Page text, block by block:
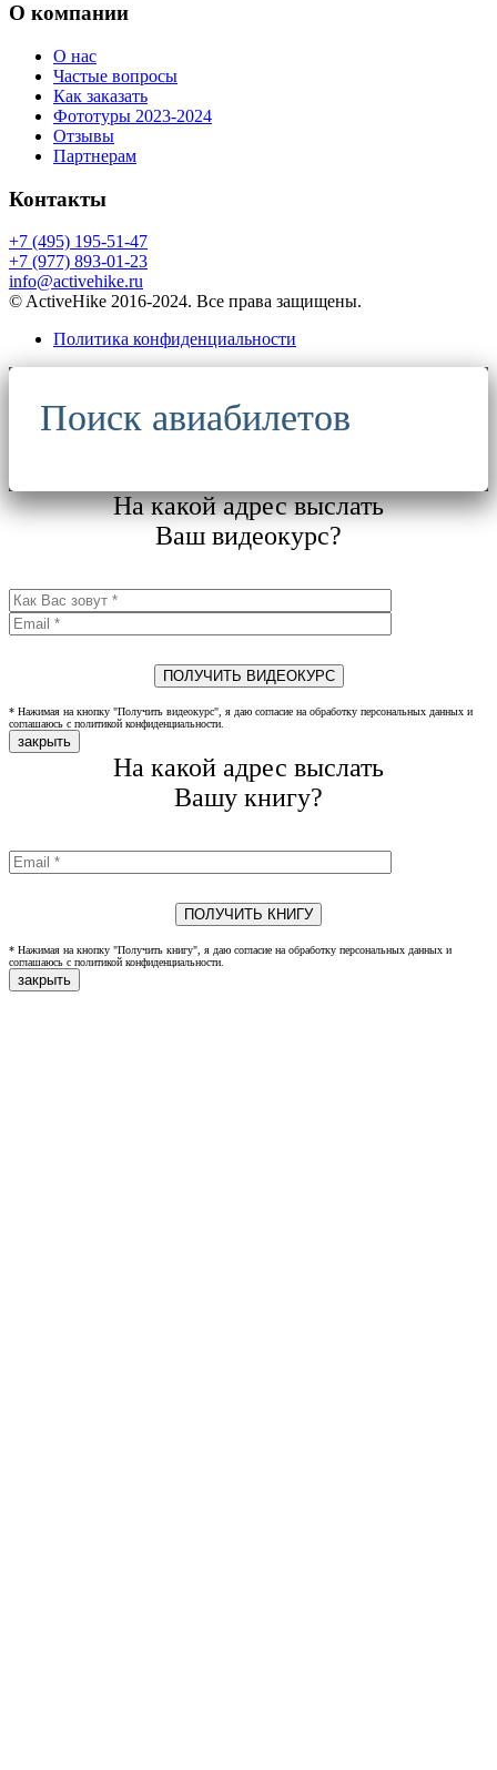
О компании
О нас
Частые вопросы
Как заказать
Фототуры 2023-2024
Отзывы
Партнерам
Контакты
+7 (495) 195-51-47
+7 (977) 893-01-23
info@activehike.ru
© ActiveHike 2016-2024. Все права защищены.
Политика конфиденциальности
Поиск авиабилетов
На какой адрес выслать
Ваш видеокурс?
* Нажимая на кнопку "Получить видеокурс", я даю согласие на обработку персональных данных и
соглашаюсь с политикой конфиденциальности.
закрыть
На какой адрес выслать
Вашу книгу?
* Нажимая на кнопку "Получить книгу", я даю согласие на обработку персональных данных и
соглашаюсь с политикой конфиденциальности.
закрыть